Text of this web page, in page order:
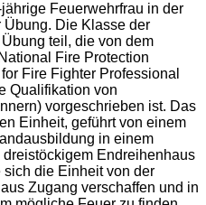
Feuerwehrfrau in der
Übung. Die Klasse der
teil, die von dem
Fire Protection
Fire Fighter Professional
Qualifikation von
vorgeschrieben ist. Das
Einheit, geführt von einem
in einem
Endreihenhaus
die Einheit von der
Zugang verschaffen und in